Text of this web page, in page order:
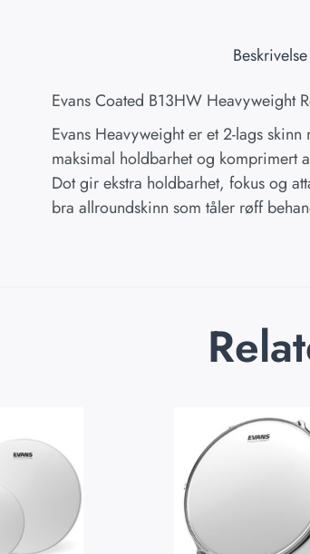
Beskrivelse
Evans Coated B13HW Heavyweight
Evans Heavyweight er et 2-lags
maksimal holdbarhet og komprimert
Dot gir ekstra holdbarhet, fokus og
bra allroundskinn som tåler røff